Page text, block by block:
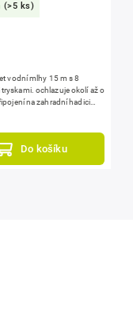
(>5 ks)
Do košíku
vodní mlhy 15 m s 8
ochlazuje okolí až o
na zahradní hadici